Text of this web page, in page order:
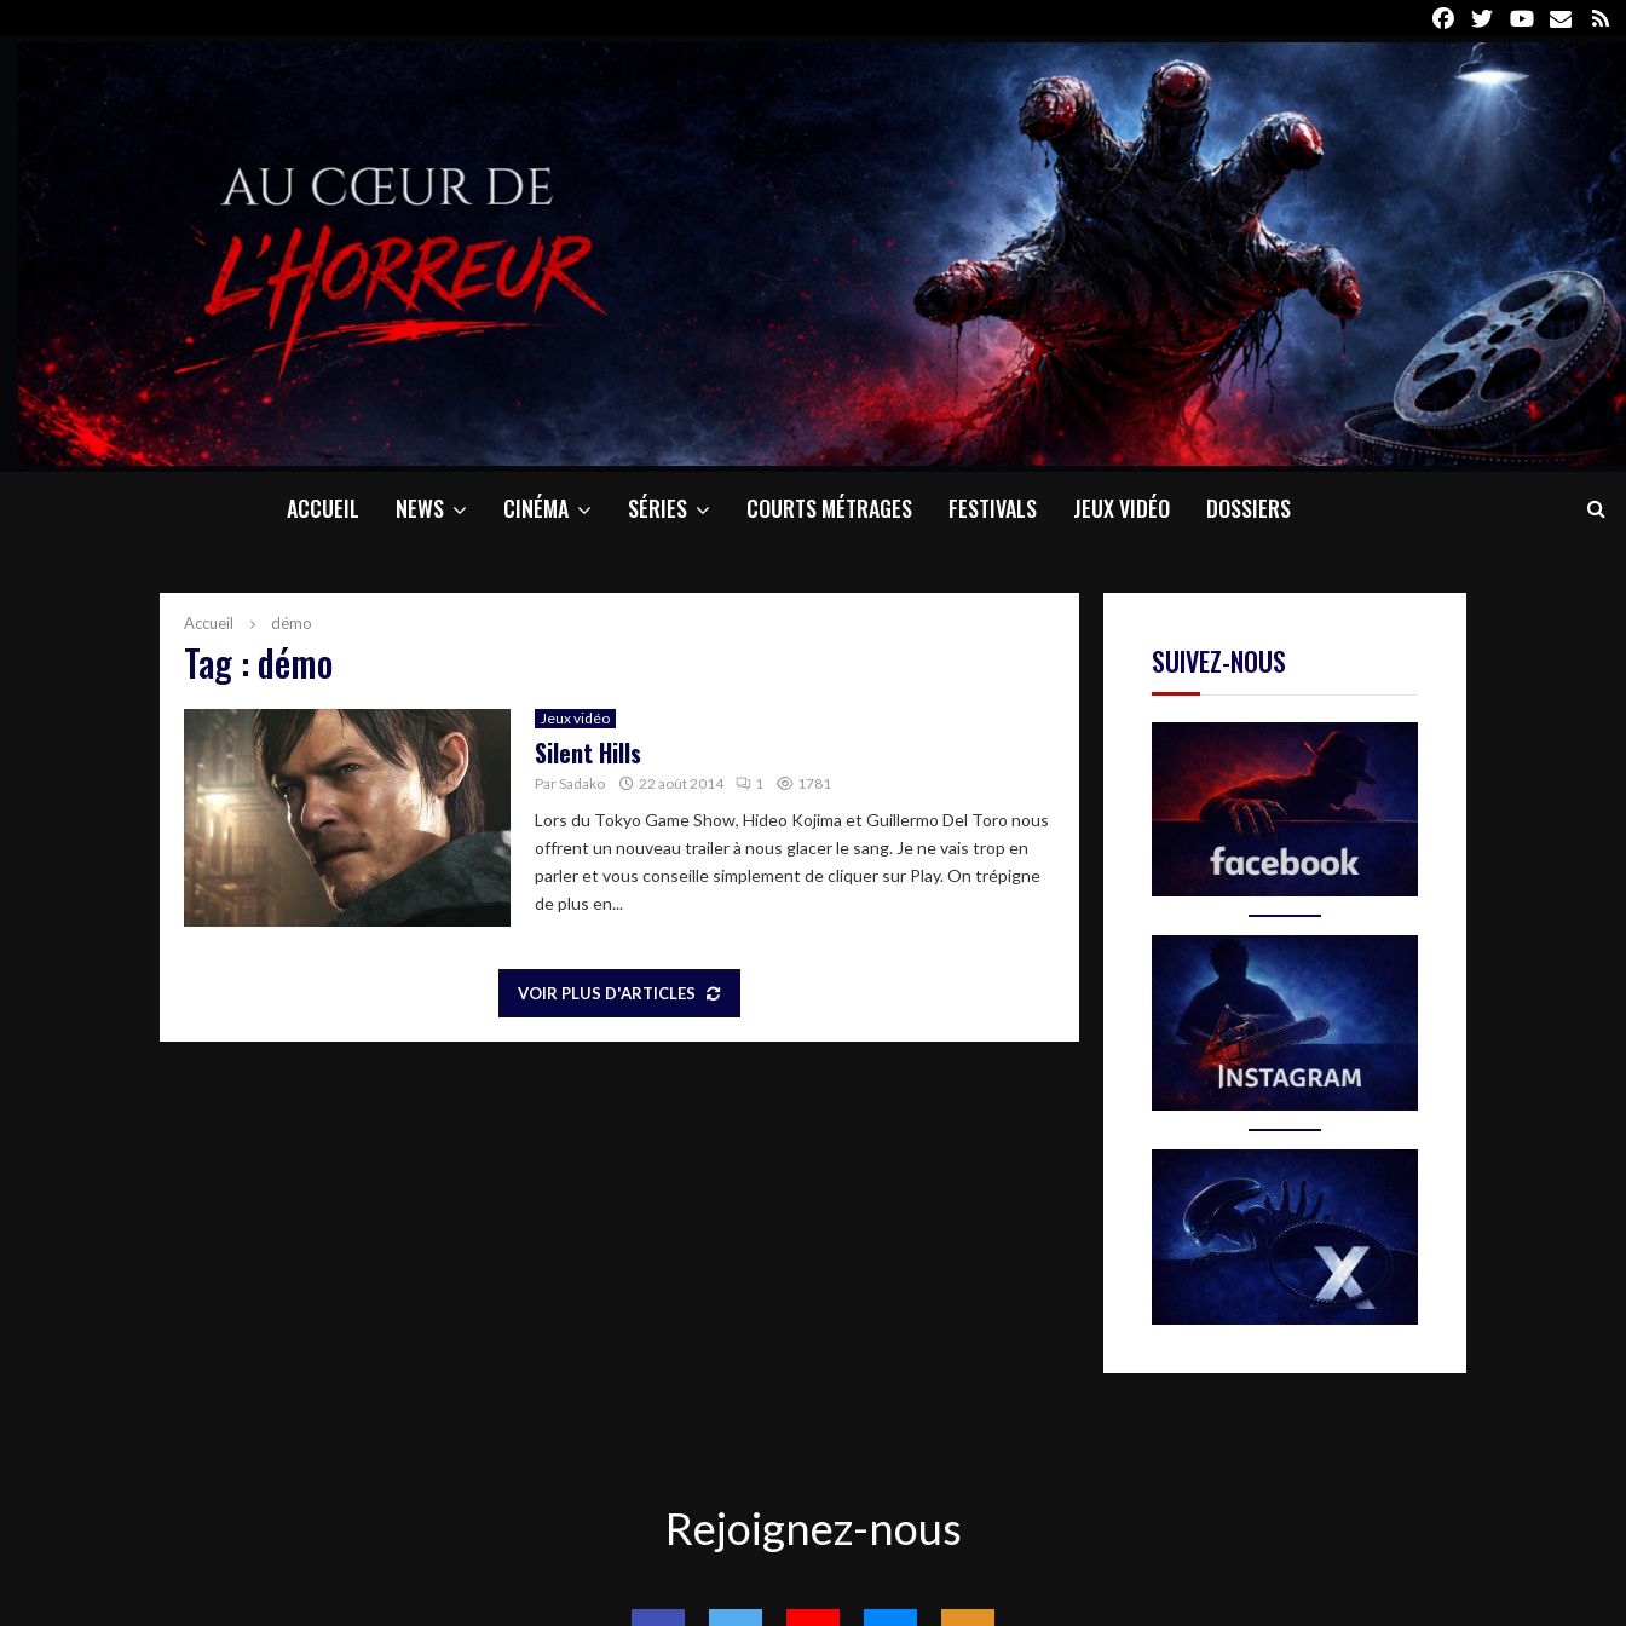
FacebookTwitterYoutube
Email
ACCUEIL NEWS CINÉMA SÉRIES COURTS MÉTRAGES FESTIVALS JEUX VIDÉO DOSSIERS
Accueil démo
Tag : démo
Jeux vidéo
Silent Hills
Par Sadako 22 août 2014 1 1781
Lors du Tokyo Game Show, Hideo Kojima et Guillermo Del Toro nous
offrent un nouveau trailer à nous glacer le sang. Je ne vais trop en
parler et vous conseille simplement de cliquer sur Play. On trépigne
de plus en...
VOIR PLUS D'ARTICLES
SUIVEZ-NOUS
nous
Rejoignez-nous